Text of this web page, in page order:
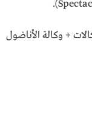
+ وكالة الأناضول